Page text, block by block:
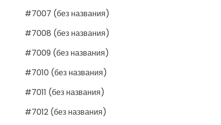
#7007 (без названия)
#7008 (без названия)
#7009 (без названия)
#7010 (без названия)
#7011 (без названия)
#7012 (без названия)